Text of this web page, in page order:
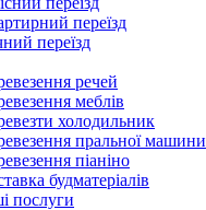
переїзд
переїзд
речей
меблів
холодильник
пральної машини
піаніно
будматеріалів
послуги